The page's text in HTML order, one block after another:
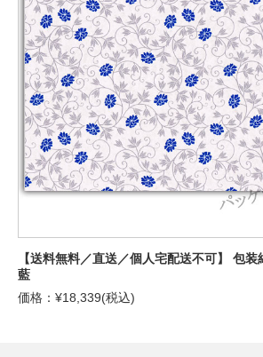
【送料無料／直送／個人宅配送不可】 包
藍
価格：¥18,339(税込)